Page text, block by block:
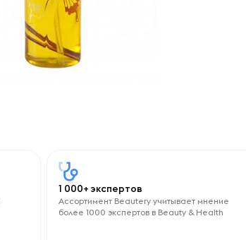
1 000+ экспертов
Ассортимент Beautery учитывает мнение
более 1000 экспертов в Beauty & Health